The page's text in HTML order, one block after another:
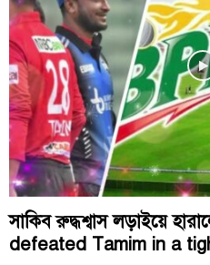
সাকিব রুদ্ধশ্বাস লড়াইয়ে
defeated Tamim in a